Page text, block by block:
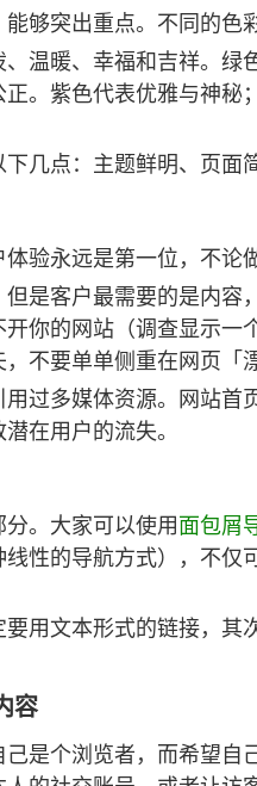
够突出重点。不同的色
温暖、幸福和吉祥。
。紫色代表优雅与神
几点：主题鲜明、页面
验永远是第一位，不论
但是客户最需要的是内
你的网站（调查显示
不要单单侧重在网页「
过多媒体资源。网站
在用户的流失。
。大家可以使用面包屑
性的导航方式），不
用文本形式的链接，
容
是个浏览者，而希望